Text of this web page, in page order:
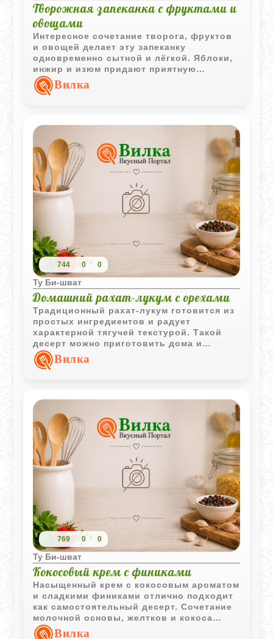
Творожная запеканка с фруктами и
овощами
Интересное сочетание творога, фруктов
и овощей делает эту запеканку
одновременно сытной и лёгкой. Яблоки,
инжир и изюм придают приятную
сладость, а морковь и шпинат
добавляют яркость и пользу.
Вилка
744 0 0
Ту Би-шват
Домашний рахат-лукум с орехами
Традиционный рахат-лукум готовится из
простых ингредиентов и радует
характерной тягучей текстурой. Такой
десерт можно приготовить дома и
дополнить любимыми орехами для более
насыщенного вкуса.
Вилка
769 0 0
Ту Би-шват
Кокосовый крем с финиками
Насыщенный крем с кокосовым ароматом
и сладкими финиками отлично подходит
как самостоятельный десерт. Сочетание
молочной основы, желтков и кокоса
создаёт приятную бархатистую текстуру.
Вилка